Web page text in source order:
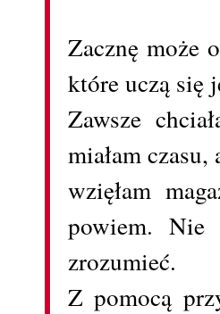
Zacznę może
które uczą się
Zawsze
miałam
wzięłam
powiem. Nie
zrozumieć.
Z pomocą